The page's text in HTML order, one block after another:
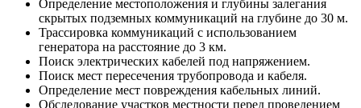
Определение местоположения и глубины залегания
скрытых подземных коммуникаций на глубине до 30 м.
Трассировка коммуникаций с использованием
генератора на расстояние до 3 км.
Поиск электрических кабелей под напряжением.
Поиск мест пересечения трубопровода и кабеля.
Определение мест повреждения кабельных линий.
Обследование участков местности перед проведением